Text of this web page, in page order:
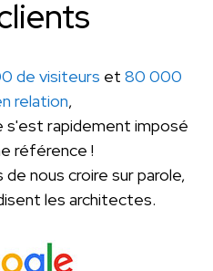
de visiteurs et 80 000
relation,
s'est rapidement imposé
référence !
nous croire sur parole,
les architectes.